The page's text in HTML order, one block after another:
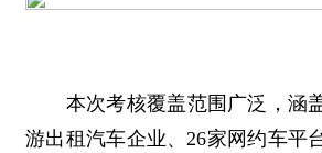
本次考核覆盖范围广泛，涵
游出租汽车企业、26家网约车平